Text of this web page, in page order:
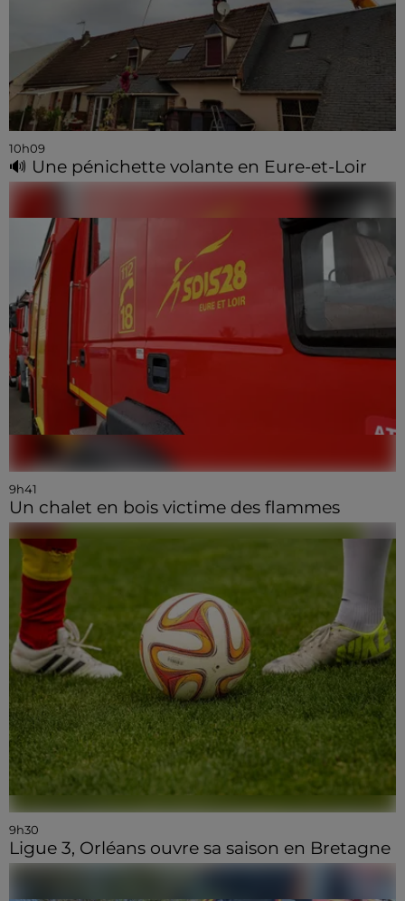
10h09
🔊 Une pénichette volante en Eure-et-Loir
9h41
Un chalet en bois victime des flammes
9h30
Ligue 3, Orléans ouvre sa saison en Bretagne